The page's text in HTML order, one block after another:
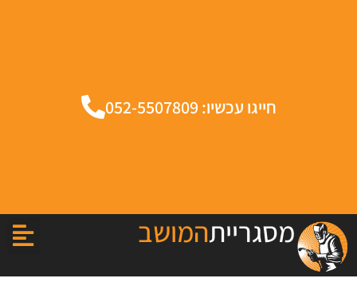
חייגו עכשיו: 052-5507809
מסגרייתהמושב